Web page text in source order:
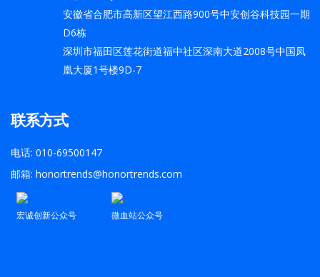
安徽省合肥市高新区望江西路900号中安创谷科技园一期
D6栋
深圳市福田区莲花街道福中社区深南大道2008号中国凤
凰大厦1号楼9D-7
联系方式
电话: 010-69500147
邮箱: honortrends@honortrends.com
宏诚创新公众号 微血站公众号